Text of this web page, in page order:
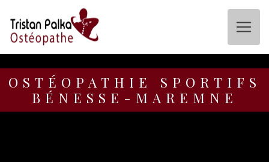
OSTÉOPATHIE SPORTIFS
BÉNESSE-MAREMNE
Panneau de gestion des cookies